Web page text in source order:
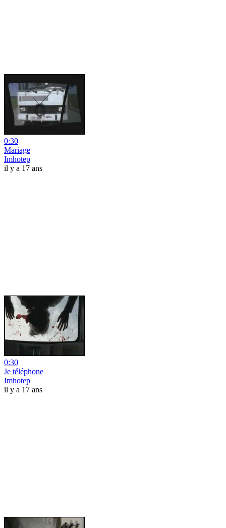
0:30
Mariage
Imhotep
il y a 17 ans
0:30
Je téléphone
Imhotep
il y a 17 ans